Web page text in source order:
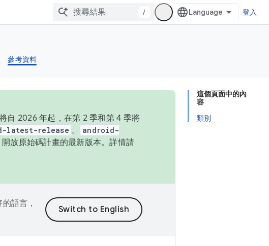
/ 登入
參考資料
這個頁面中的內
容
類別
自 2026 年起，在第 2 季和第 4 季將
latest-release 。
android-
放原始碼計畫的最新版本。詳情請
語言，